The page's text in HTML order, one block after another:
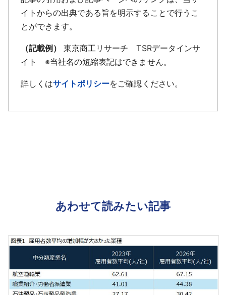
イトからの出典である旨を明示することで行うこ
とができます。
（記載例）
東京商工リサーチ TSRデータインサ
イト ※当社名の短縮表記はできません。
詳しくはサイトポリシーをご確認ください。
あわせて読みたい記事